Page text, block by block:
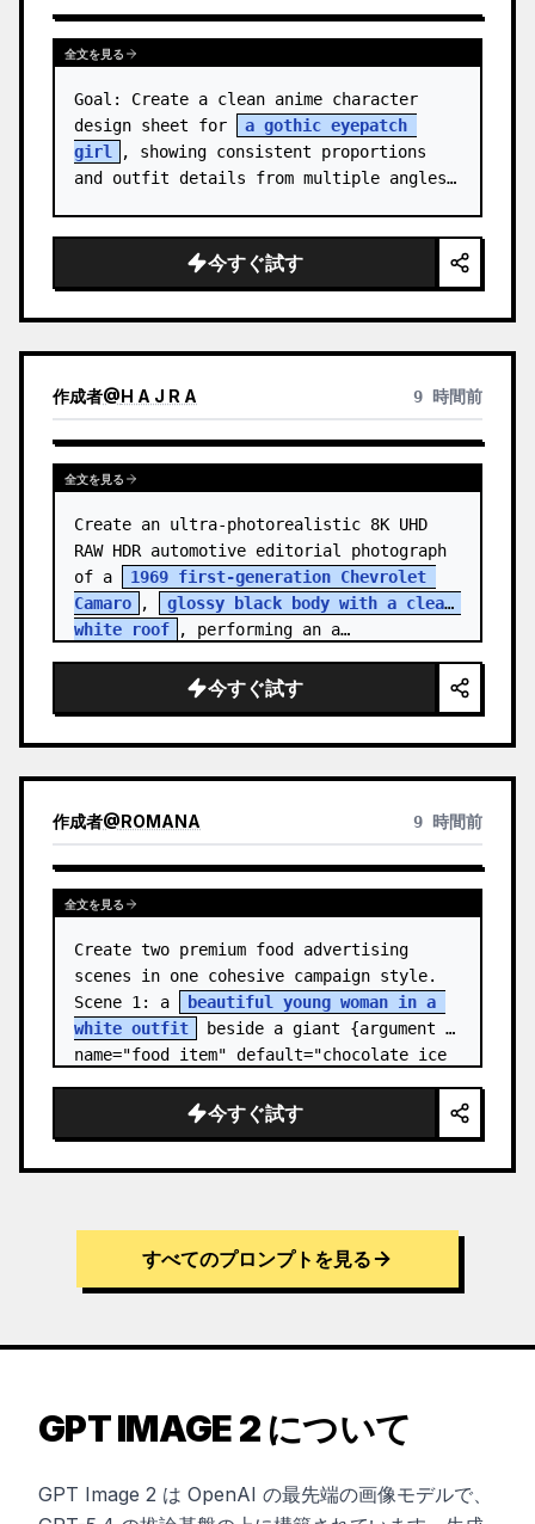
全文を見る
Goal: Create a clean anime character
design sheet for
a gothic eyepatch
girl
, showing consistent proportions
and outfit details from multiple angles.
character sheet, about 16…
今すぐ試す
作成者@H A J R A 9 時間前
全文を見る
Create an ultra-photorealistic 8K UHD
RAW HDR automotive editorial photograph
of a
1969 first-generation Chevrolet
Camaro
,
glossy black body with a clean
white roof
, performing an a…
今すぐ試す
作成者@ROMANA 9 時間前
全文を見る
Create two premium food advertising
scenes in one cohesive campaign style.
Scene 1: a
beautiful young woman in a
white outfit
beside a giant {argument
name="food item" default="chocolate ice
今すぐ試す
すべてのプロンプトを見る
GPT IMAGE 2 について
GPT Image 2 は OpenAI の最先端の画像モデルで、